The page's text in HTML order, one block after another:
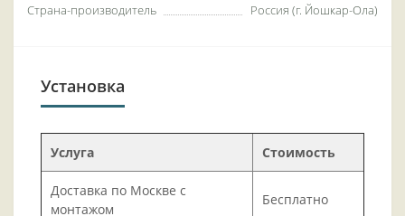
Страна-производитель
Россия (г. Йошкар-Ола)
Установка
Услуга Стоимость
Доставка по Москве с
монтажом
Бесплатно